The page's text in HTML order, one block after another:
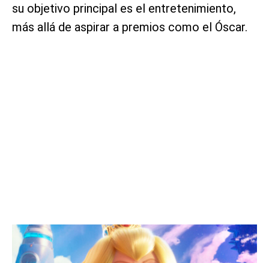
su objetivo principal es el entretenimiento,
más allá de aspirar a premios como el Óscar.